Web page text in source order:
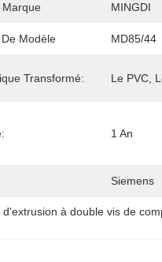
Marque MINGDI
Modèle MD85/44
Transformé: Le PVC,
1 An
Siemens
d'extrusion à double vis de